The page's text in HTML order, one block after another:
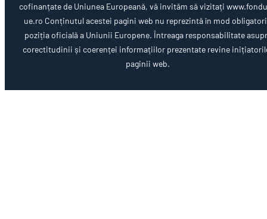
cofinanțate de Uniunea Europeană, vă invităm să vizitați
ue.ro Conținutul acestei pagini web nu reprezintă în mod
poziția oficială a Uniunii Europene. Întreaga responsabilitate
corectitudinii și coerenței informațiilor prezentate revine
paginii web.